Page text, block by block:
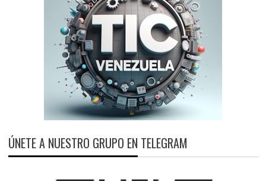
ÚNETE A NUESTRO GRUPO EN TELEGRAM